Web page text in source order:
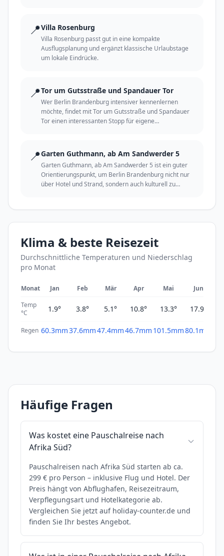
📍Villa Rosenburg
Villa Rosenburg passt gut in eine kompakte
Ausflugsplanung und ergänzt klassische Urlaubstage
um lokale Eindrücke.
📍Tor um Gutsstraße und Spandauer Tor
Wer Berlin Brandenburg intensiver kennenlernen
möchte, findet mit Tor um Gutsstraße und Spandauer
Tor einen interessanten Stopp für eigene
📍Garten Guthmann, ab Am Sandwerder 5
Garten Guthmann, ab Am Sandwerder 5 ist ein guter
Orientierungspunkt, um Berlin Brandenburg nicht nur
über Hotel und Strand, sondern auch kulturell zu
Klima & beste Reisezeit
Durchschnittliche Temperaturen und Niederschlag
pro Monat
Monat Jan Feb Mär Apr Mai Jun
Temp
°C
1.9° 3.8° 5.1° 10.8° 13.3° 17.9°
Regen 60.3mm37.6mm47.4mm46.7mm 101.5mm80.1mm
Häufige Fragen
Was kostet eine Pauschalreise nach
Afrika Süd?
Pauschalreisen nach Afrika Süd starten ab ca.
299 € pro Person – inklusive Flug und Hotel. Der
Preis hängt von Abflughafen, Reisezeitraum,
Verpflegungsart und Hotelkategorie ab.
Vergleichen Sie jetzt auf holiday-counter.de und
finden Sie Ihr bestes Angebot.